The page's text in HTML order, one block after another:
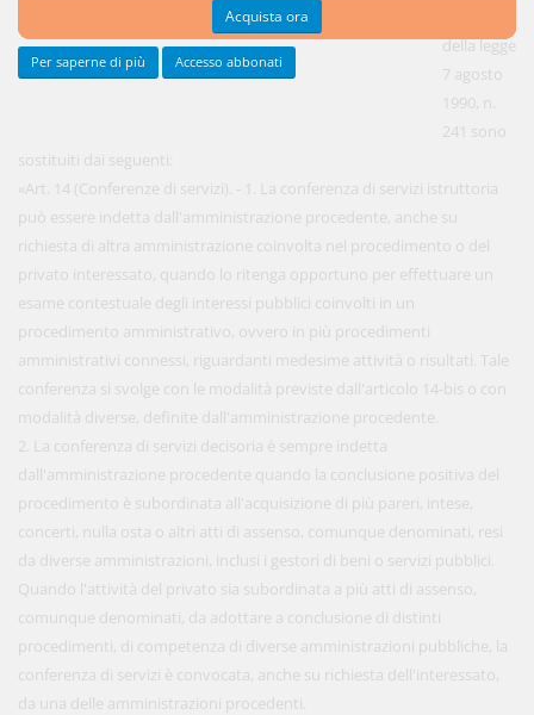
della legge
7 agosto
1990, n.
241 sono
sostituiti dai seguenti:
«Art. 14 (Conferenze di servizi). - 1. La conferenza di servizi istruttoria
può essere indetta dall'amministrazione procedente, anche su
richiesta di altra amministrazione coinvolta nel procedimento o del
privato interessato, quando lo ritenga opportuno per effettuare un
esame contestuale degli interessi pubblici coinvolti in un
procedimento amministrativo, ovvero in più procedimenti
amministrativi connessi, riguardanti medesime attività o risultati. Tale
conferenza si svolge con le modalità previste dall'articolo 14-bis o con
modalità diverse, definite dall'amministrazione procedente.
2. La conferenza di servizi decisoria è sempre indetta
dall'amministrazione procedente quando la conclusione positiva del
procedimento è subordinata all'acquisizione di più pareri, intese,
concerti, nulla osta o altri atti di assenso, comunque denominati, resi
da diverse amministrazioni, inclusi i gestori di beni o servizi pubblici.
Quando l'attività del privato sia subordinata a più atti di assenso,
comunque denominati, da adottare a conclusione di distinti
procedimenti, di competenza di diverse amministrazioni pubbliche, la
conferenza di servizi è convocata, anche su richiesta dell'interessato,
da una delle amministrazioni procedenti.
Acquista ora
Per saperne di più Accesso abbonati